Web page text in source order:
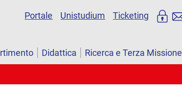
Portale Unistudium Ticketing
Didattica Ricerca e Terza Missione